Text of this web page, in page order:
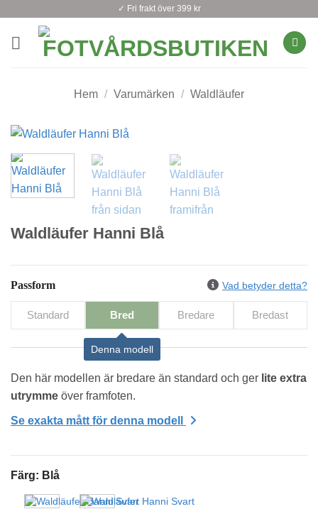
✓ Fri frakt över 399 kr
Hem / Varumärken / Waldläufer
Waldläufer Hanni Blå
Passform Vad betyder detta?
Standard Bred
Denna modell
Bredare Bredast
Den här modellen är bredare än standard och ger lite extra
utrymme över framfoten.
Se exakta mått för denna modell
Färg: Blå